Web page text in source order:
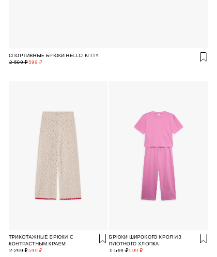
СПОРТИВНЫЕ БРЮКИ HELLO KITTY
599 ₽
2 599 ₽
ТРИКОТАЖНЫЕ БРЮКИ С
КОНТРАСТНЫМ КРАЕМ
599 ₽
2 299 ₽
БРЮКИ ШИРОКОГО КРОЯ ИЗ
ПЛОТНОГО ХЛОПКА
599 ₽
1 599 ₽